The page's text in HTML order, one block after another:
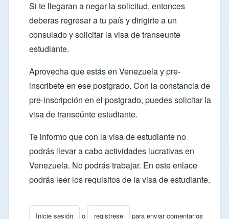
Si te llegaran a negar la solicitud, entonces
deberas regresar a tu país y dirigirte a un
consulado y solicitar la visa de transeunte
estudiante.
Aprovecha que estás en Venezuela y pre-
inscribete en ese postgrado. Con la constancia de
pre-inscripción en el postgrado, puedes solicitar la
visa de transeúnte estudiante.
Te informo que con la visa de estudiante no
podrás llevar a cabo actividades lucrativas en
Venezuela. No podrás trabajar. En esteenlace
podrás leer los requisitos de la visa de estudiante.
Inicie sesión o registrese para enviar comentarios